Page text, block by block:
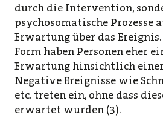
durch die Interven­tion,
psychosomatische Prozesse
Erwartung über das
Form haben Personen eher
Erwartung hinsichtlich
Negative Ereignisse wie
etc. treten ein, ohne dass
erwartet wurden (3).